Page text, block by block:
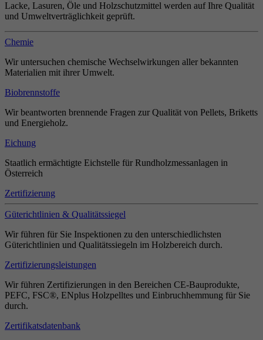
Lacke, Lasuren, Öle und Holzschutzmittel werden auf Ihre Qualität
und Umweltverträglichkeit geprüft.
Chemie
Wir untersuchen chemische Wechselwirkungen aller bekannten
Materialien mit ihrer Umwelt.
Biobrennstoffe
Wir beantworten brennende Fragen zur Qualität von Pellets, Briketts
und Energieholz.
Eichung
Staatlich ermächtigte Eichstelle für Rundholzmessanlagen in
Österreich
Zertifizierung
Güterichtlinien & Qualitätssiegel
Wir führen für Sie Inspektionen zu den unterschiedlichsten
Güterichtlinien und Qualitätssiegeln im Holzbereich durch.
Zertifizierungsleistungen
Wir führen Zertifizierungen in den Bereichen CE-Bauprodukte,
PEFC, FSC®, ENplus Holzpelltes und Einbruchhemmung für Sie
durch.
Zertifikatsdatenbank